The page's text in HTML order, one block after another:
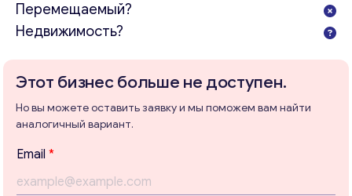
Перемещаемый?
Недвижимость?
Этот бизнес больше не доступен.
Но вы можете оставить заявку и мы поможем вам найти
аналогичный вариант.
Email *